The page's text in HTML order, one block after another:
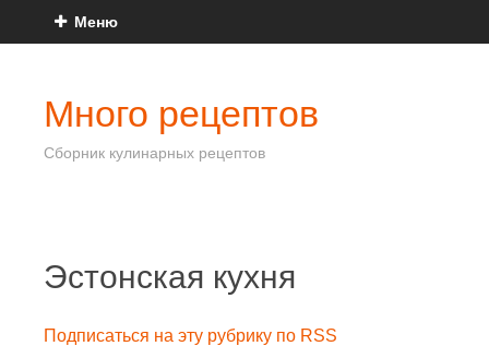
Меню
Много рецептов
Сборник кулинарных рецептов
Эстонская кухня
Подписаться на эту рубрику по RSS